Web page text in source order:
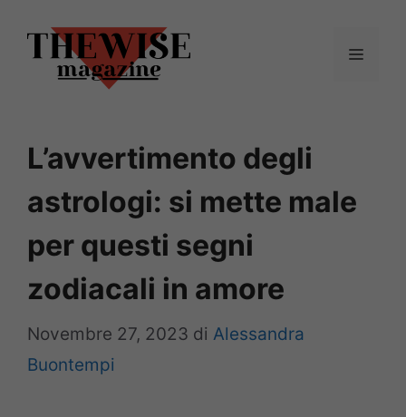
contenuto
Menu
L’avvertimento degli
astrologi: si mette male
per questi segni
zodiacali in amore
Novembre 27, 2023 di Alessandra
Buontempi